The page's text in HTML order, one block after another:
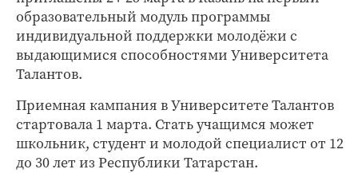
образовательный модуль программы
индивидуальной поддержки молодёжи с
выдающимися способностями Университета
Талантов.
Приемная кампания в Университете Талантов
стартовала 1 марта. Стать учащимся может
школьник, студент и молодой специалист от 12
до 30 лет из Республики Татарстан.